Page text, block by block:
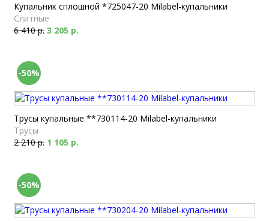
Купальник сплошной *725047-20 Milabel-купальники
Слитные
6 410 р. 3 205 р.
-50%
Трусы купальные **730114-20 Milabel-купальники
Трусы
2 210 р. 1 105 р.
-50%